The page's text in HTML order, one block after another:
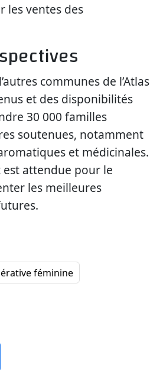
les ventes des
communes de l’Atlas
et des disponibilités
30 000 familles
soutenues, notamment
et médicinales.
attendue pour le
les meilleures
féminine